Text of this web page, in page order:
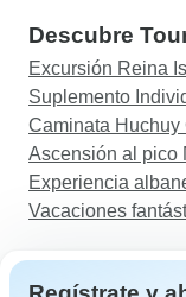
Descubre
Excursión Reina
Suplemento
Caminata Huchuy
Ascensión al pico
Experiencia
Vacaciones